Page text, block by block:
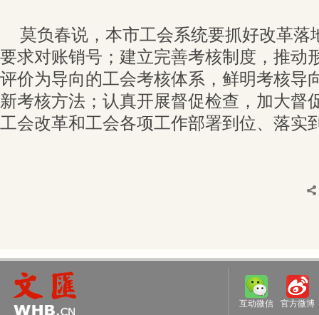
莫负春说，本市工会系统要抓好改革落
要求对账销号；建立完善考核制度，推动
评价为导向的工会考核体系，鲜明考核导
新考核方法；认真开展督促检查，加大督
工会改革和工会各项工作部署到位、落实
互动微信 官方微博